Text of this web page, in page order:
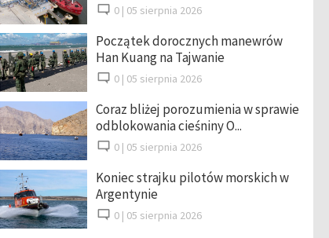
0 | 05 sierpnia 2026
Początek dorocznych manewrów
Han Kuang na Tajwanie
0 | 05 sierpnia 2026
Coraz bliżej porozumienia w sprawie
odblokowania cieśniny O...
0 | 05 sierpnia 2026
Koniec strajku pilotów morskich w
Argentynie
0 | 05 sierpnia 2026